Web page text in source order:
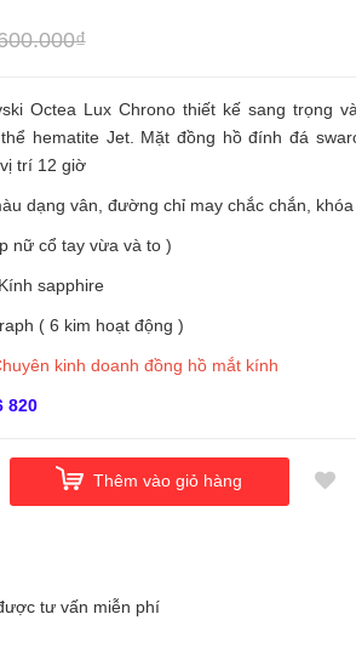
Octea Lux Chrono thiết kế sang trọng
hematite Jet. Mặt đồng hồ đính đá
trí 12 giờ
dạng vân, đường chỉ may chắc chắn,
nữ cổ tay vừa và to )
sapphire
( 6 kim hoạt động )
kinh doanh đồng hồ mắt kính
820
Thêm vào giỏ hàng
tư vấn miễn phí